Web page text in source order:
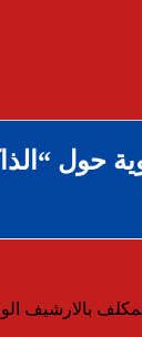
حول
بالارشيف